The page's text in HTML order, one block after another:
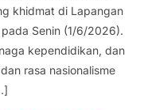
khidmat di Lapangan
Senin (1/6/2026).
kependidikan, dan
rasa nasionalisme